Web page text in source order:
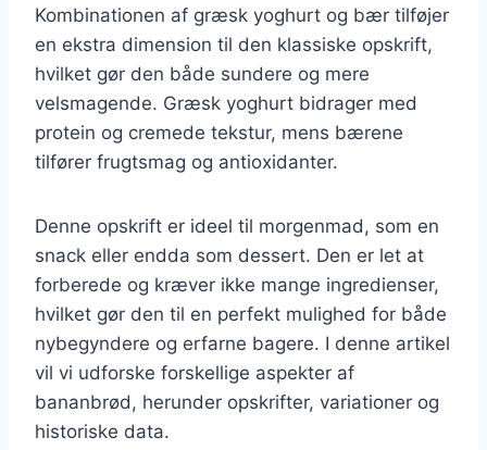
Kombinationen af græsk yoghurt og bær tilføjer
en ekstra dimension til den klassiske opskrift,
hvilket gør den både sundere og mere
velsmagende. Græsk yoghurt bidrager med
protein og cremede tekstur, mens bærene
tilfører frugtsmag og antioxidanter.
Denne opskrift er ideel til morgenmad, som en
snack eller endda som dessert. Den er let at
forberede og kræver ikke mange ingredienser,
hvilket gør den til en perfekt mulighed for både
nybegyndere og erfarne bagere. I denne artikel
vil vi udforske forskellige aspekter af
bananbrød, herunder opskrifter, variationer og
historiske data.